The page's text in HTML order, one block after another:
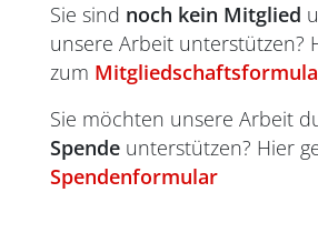
Sie sind noch kein Mitglied
unsere Arbeit unterstützen?
zum
Sie möchten unsere Arbeit
Spende unterstützen? Hier
Spendenformular